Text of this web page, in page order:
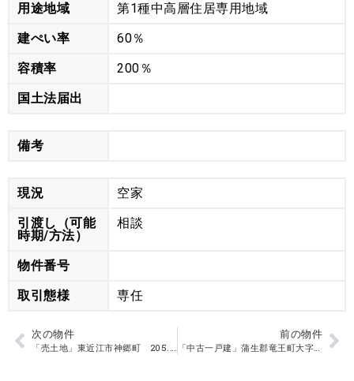
用途地域
第1種中高層住居専用地域
建ぺい率
60％
容積率
200％
国土法届出
備考
現況
空家
引渡し（可能
時期/方法）
相談
物件番号
取引態様
専任
次の物件
「売土地」東近江市神郷町 205.13㎡
前の物件
「中古一戸建」蒲生郡竜王町大字小口（松ヶ丘団地）